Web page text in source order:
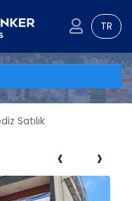
TR
Satılık
‹ ›